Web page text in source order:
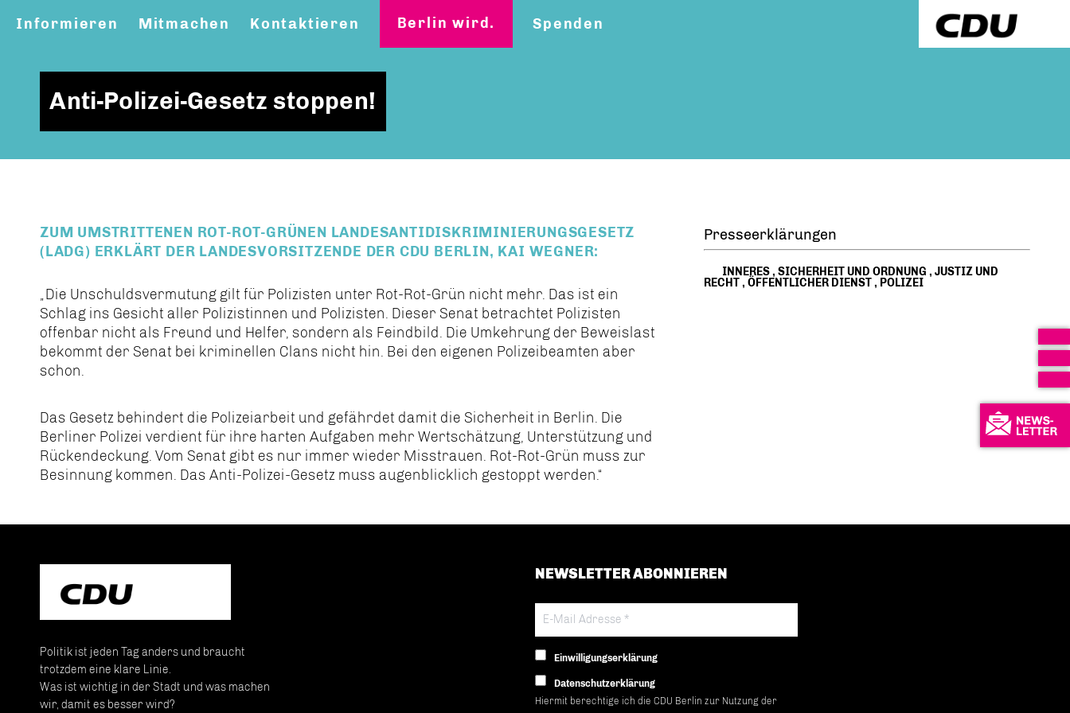
Informieren Mitmachen Kontaktieren Berlin wird. Spenden
Anti-Polizei-Gesetz stoppen!
ZUM UMSTRITTENEN ROT-ROT-GRÜNEN LANDESANTIDISKRIMINIERUNGSGESETZ
(LADG) ERKLÄRT DER LANDESVORSITZENDE DER CDU BERLIN, KAI WEGNER:
Die Unschuldsvermutung gilt für Polizisten unter Rot-Rot-Grün nicht mehr. Das ist ein
Schlag ins Gesicht aller Polizistinnen und Polizisten. Dieser Senat betrachtet Polizisten
offenbar nicht als Freund und Helfer, sondern als Feindbild. Die Umkehrung der Beweislast
bekommt der Senat bei kriminellen Clans nicht hin. Bei den eigenen Polizeibeamten aber
schon.
Das Gesetz behindert die Polizeiarbeit und gefährdet damit die Sicherheit in Berlin. Die
Berliner Polizei verdient für ihre harten Aufgaben mehr Wertschätzung, Unterstützung und
Rückendeckung. Vom Senat gibt es nur immer wieder Misstrauen. Rot-Rot-Grün muss zur
Besinnung kommen. Das Anti-Polizei-Gesetz muss augenblicklich gestoppt werden.“
Presseerklärungen
INNERES,SICHERHEIT UND ORDNUNG ,JUSTIZ UND
RECHT, ÖFFENTLICHER DIENST, POLIZEI
Politik ist jeden Tag anders und braucht
trotzdem eine klare Linie.
Was ist wichtig in der Stadt und was machen
wir, damit es besser wird?
NEWSLETTER ABONNIEREN
Einwilligungserklärung
Datenschutzerklärung
Hiermit berechtige ich die CDU Berlin zur Nutzung der